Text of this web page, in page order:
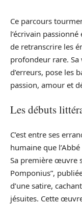
Ce parcours
l’écrivain
de retranscrire les
profondeur rare.
d’erreurs, pose les
passion, amour et
Les débuts
C’est entre ses
humaine que
Sa première œuvre
Pomponius”,
d’une satire,
jésuites. Cette